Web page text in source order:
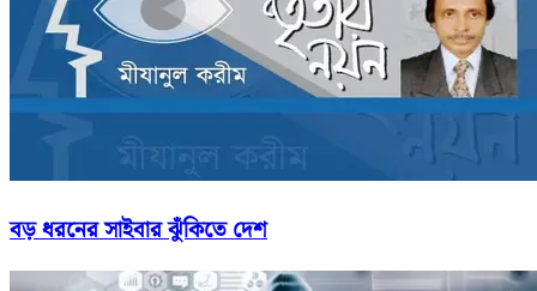
বড় ধরনের সাইবার ঝুঁকিতে দেশ